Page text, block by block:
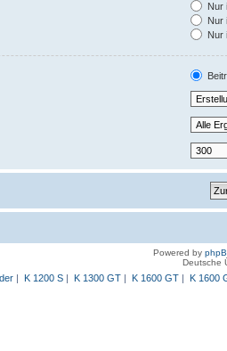
Nur
Nur
Nur
Powered by
Deutsche
| K 1200 S| K 1300 GT| K 1600 GT| K 1600